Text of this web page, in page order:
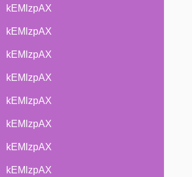
kEMlzpAX
kEMlzpAX
kEMlzpAX
kEMlzpAX
kEMlzpAX
kEMlzpAX
kEMlzpAX
kEMlzpAX